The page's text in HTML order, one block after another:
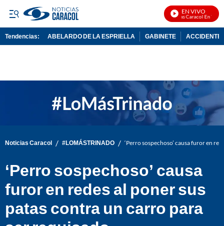
EN VIVO
Noticias Caracol En Vivo
Tendencias: ABELARDO DE LA ESPRIELLA GABINETE ACCIDENTE
Noticias Caracol / #LOMÁSTRINADO / ‘Perro sospechoso’ causa furor en
‘Perro sospechoso’ causa
furor en redes al poner sus
patas contra un carro para